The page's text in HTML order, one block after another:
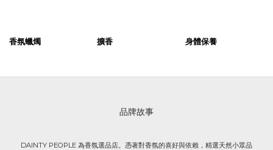
香氛蠟燭 擴香 身體保養
品牌故事
DAINTY PEOPLE 為香氛選品店。憑著對香氛的喜好與依賴，精選天然小眾品